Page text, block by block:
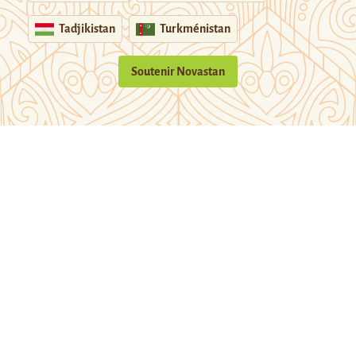
Tadjikistan Turkménistan
Soutenir Novastan